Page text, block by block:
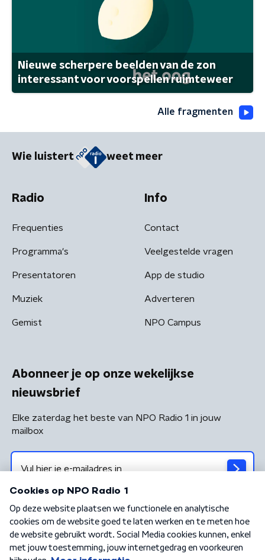
Nieuwe scherpere beelden van de zon
interessant voor voorspellen ruimteweer
Alle fragmenten
Wie luistert weet meer
Radio
Frequenties
Programma's
Presentatoren
Muziek
Gemist
Info
Contact
Veelgestelde vragen
App de studio
Adverteren
NPO Campus
Abonneer je op onze wekelijkse
nieuwsbrief
Elke zaterdag het beste van NPO Radio 1 in jouw
mailbox
Algemene voorwaarden